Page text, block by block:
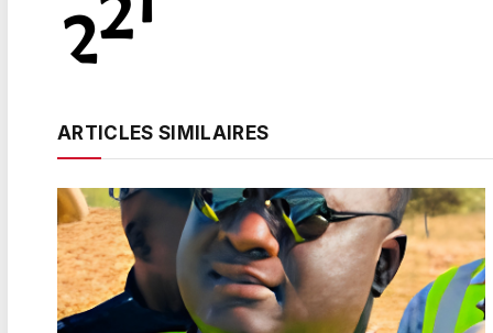
ARTICLES SIMILAIRES